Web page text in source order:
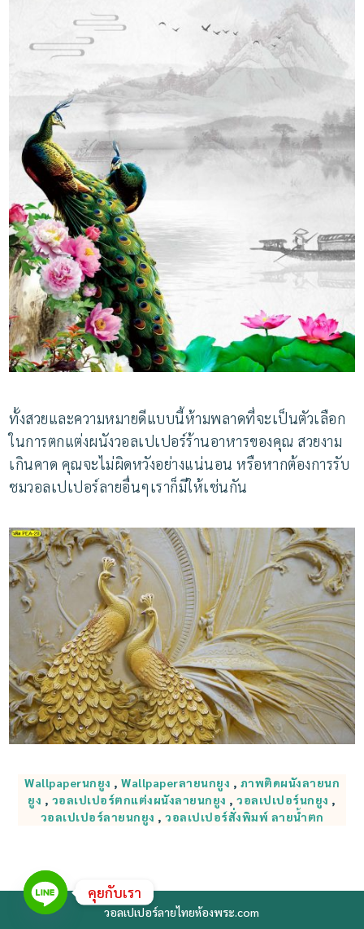
ทั้งสวยและความหมายดีแบบนี้ห้ามพลาดที่จะเป็นตัวเลือก
ในการตกแต่งผนังวอลเปเปอร์ร้านอาหารของคุณ สวยงาม
เกินคาด คุณจะไม่ผิดหวังอย่างแน่นอน หรือหากต้องการรับ
ชมวอลเปเปอร์ลายอื่นๆเราก็มีให้เช่นกัน
Wallpaperนกยูง , Wallpaperลายนกยูง , ภาพติดผนังลายนก
ยูง , วอลเปเปอร์ตกแต่งผนังลายนกยูง ,วอลเปเปอร์นกยูง ,
วอลเปเปอร์ลายนกยูง , วอลเปเปอร์สั่งพิมพ์ ลายน้ำตก
วอลเปเปอร์ลายไทยห้องพระ.com
คุยกับเรา